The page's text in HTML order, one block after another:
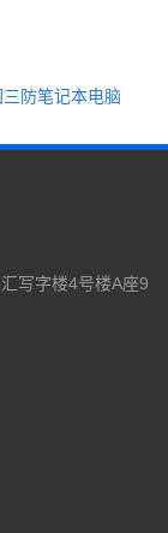
防笔记本电脑
写字楼4号楼A座9